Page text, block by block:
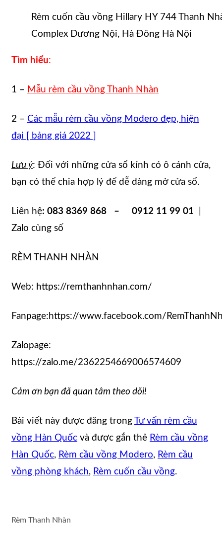
Rèm cuốn cầu vồng Hillary HY 744 Thanh
Complex Dương Nội, Hà Đông Hà Nội
Tìm hiểu:
1 – Mẫu rèm cầu vồng Thanh Nhàn
2 – Các mẫu rèm cầu vồng Modero đẹp, hiện
đại [ bảng giá 2022 ]
Lưu ý: Đối với những cửa sổ kính có ô cánh cửa,
bạn có thể chia hợp lý để dễ dàng mở cửa sổ.
Liên hệ: 083 8369 868 – 0912 11 99 01
Zalo cùng số
RÈM THANH NHÀN
Web: https://remthanhnhan.com/
Fanpage:https://www.facebook.com/
Zalopage:
https://zalo.me/2362254669006574609
Cảm ơn bạn đã quan tâm theo dõi!
Bài viết này được đăng trong Tư vấn rèm cầu
vồng Hàn Quốc và được gắn thẻ Rèm cầu vồng
Hàn Quốc, Rèm cầu vồng Modero, Rèm cầu
vồng phòng khách, Rèm cuốn cầu vồng.
Rèm Thanh Nhàn